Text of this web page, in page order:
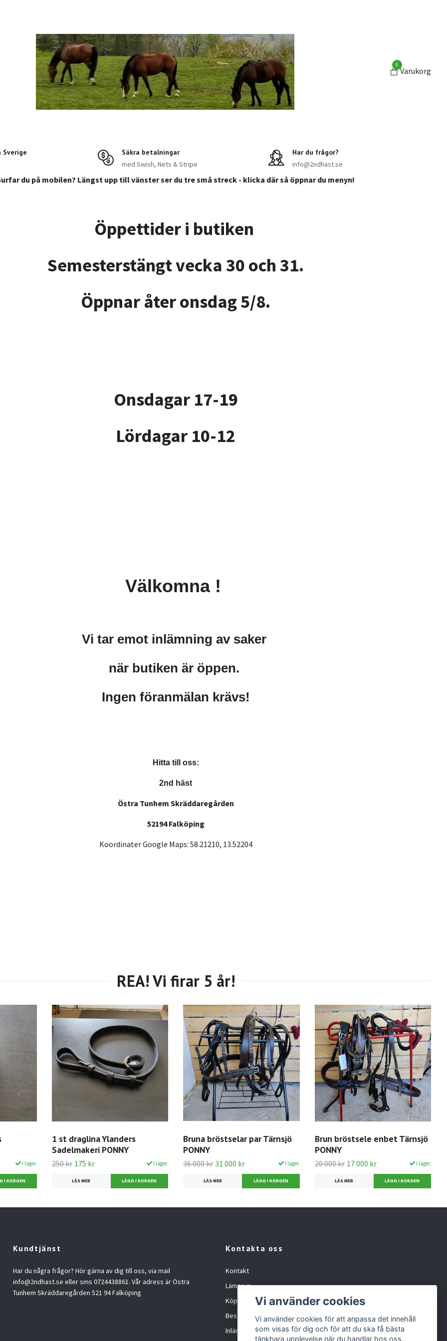
0
Varukorg
Sverige
Säkra betalningar
med Swish, Nets & Stripe
Har du frågor?
info@2ndhast.se
du på mobilen? Längst upp till vänster ser du tre små streck - klicka där så öppnar du menyn!
Öppettider i butiken
Semesterstängt vecka 30 och 31.
Öppnar åter onsdag 5/8.
Onsdagar 17-19
Lördagar 10-12
Välkomna !
Vi tar emot inlämning av saker
när butiken är öppen.
Ingen föranmälan krävs!
Hitta till oss:
2nd häst
Östra Tunhem Skräddaregården
52194 Falköping
Koordinater Google Maps: 58.21210, 13.52204
I lager.
1 st draglina Ylanders
Sadelmakeri PONNY
250 kr 175 kr I lager.
LÄS MER
Bruna bröstselar par Tärnsjö
PONNY
36 000 kr 31 000 kr I lager.
LÄS MER
Brun bröstsele enbet Tärnsjö
PONNY
20 000 kr 17 000 kr I lager.
LÄS MER
Kundtjänst
Har du några frågor? Hör gärna av dig till oss, via mail
info@2ndhast.se eller sms 0724438861. Vår adress är Östra
Tunhem Skräddaregården 521 94 Falköping
Kontakta oss
Kontakt
Lämna in
Köpvillkor
Besöka oss
Inlämningskund formulär
Vi använder cookies
Vi använder cookies för att anpassa det innehåll
som visas för dig och för att du ska få bästa
tänkbara upplevelse när du handlar hos oss.